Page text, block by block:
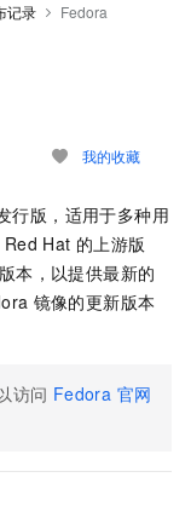
记录 Fedora
我的收藏
行版，适用于多种用
Red Hat 的上游版
本，以提供最新的
镜像的更新版本
访问 Fedora 官网